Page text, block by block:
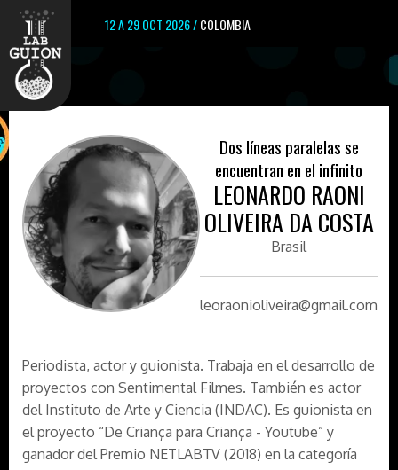
12 A 29 OCT 2026 /COLOMBIA
Dos líneas paralelas se
encuentran en el infinito
LEONARDO RAONI
OLIVEIRA DA COSTA
Brasil
leoraonioliveira@gmail.com
Periodista, actor y guionista. Trabaja en el desarrollo de
proyectos con Sentimental Filmes. También es actor
del Instituto de Arte y Ciencia (INDAC). Es guionista en
el proyecto “De Criança para Criança - Youtube” y
ganador del Premio NETLABTV (2018) en la categoría